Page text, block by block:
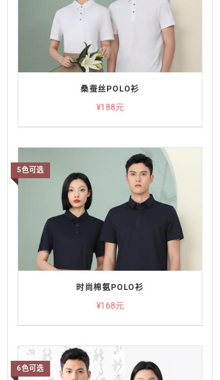
桑蚕丝POLO衫
¥188元
时尚棉氨POLO衫
¥168元
5色可选
6色可选